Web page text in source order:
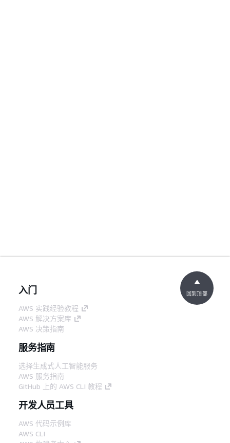
入门
AWS 实践经验教程
AWS 解决方案库
AWS 决策指南
服务指南
选择生成式人工智能服务
AWS 服务指南
GitHub 上的 AWS CLI 教程
开发人员工具
AWS 代码示例库
AWS CLI
回到顶部